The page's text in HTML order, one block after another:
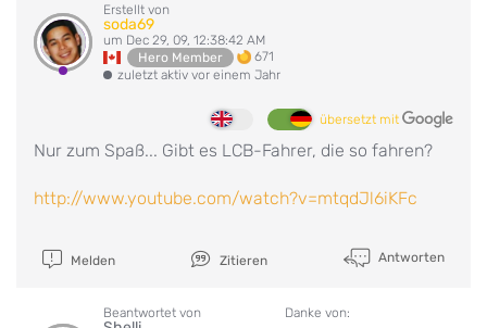
Erstellt von
soda69
um Dec 29, 09, 12:38:42 AM
Hero Member
671
zuletzt aktiv vor einem Jahr
übersetzt mit
Nur zum Spaß... Gibt es LCB-Fahrer, die so fahren?
http://www.youtube.com/watch?v=mtqdJl6iKFc
Melden Zitieren Antworten
Beantwortet von Danke von: